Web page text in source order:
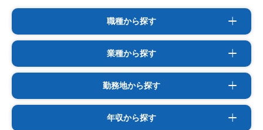
職種から探す
業種から探す
勤務地から探す
年収から探す